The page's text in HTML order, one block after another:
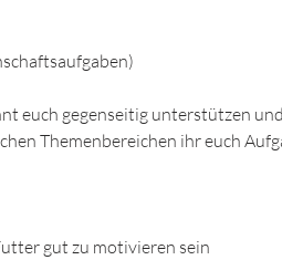
euch gegenseitig unterstützen
Themenbereichen ihr euch
gut zu motivieren sein